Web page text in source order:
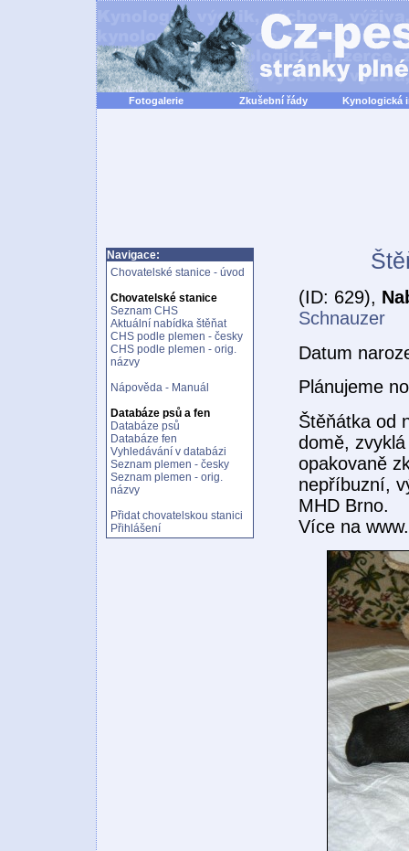
Fotogalerie Zkušební řády Kynologická
Navigace:
Chovatelské stanice - úvod
Chovatelské stanice
Seznam CHS
Aktuální nabídka štěňat
CHS podle plemen - česky
CHS podle plemen - orig.
názvy
Nápověda - Manuál
Databáze psů a fen
Databáze psů
Databáze fen
Vyhledávání v databázi
Seznam plemen - česky
Seznam plemen - orig.
názvy
Přidat chovatelskou stanici
Přihlášení
(ID: 629),
Schnauzer
Datum
Plánujeme
Štěňátka od
domě,
opakovaně
nepříbuzní,
MHD Brno.
Více na